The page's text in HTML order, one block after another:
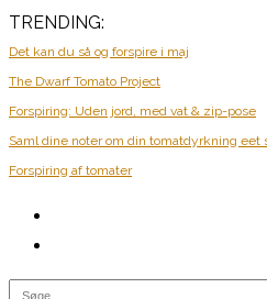
TRENDING:
Det kan du så og forspire i maj
The Dwarf Tomato Project
Forspiring: Uden jord, med vat & zip-pose
Saml dine noter om din tomatdyrkning eet
Forspiring af tomater